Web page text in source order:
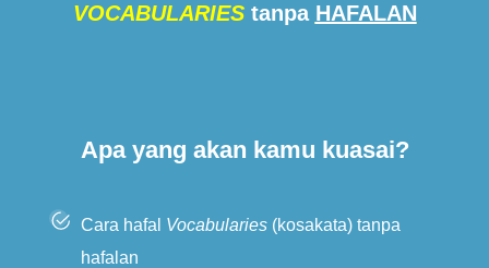
VOCABULARIES tanpa HAFALAN
Apa yang akan kamu kuasai?
Cara hafal Vocabularies(kosakata) tanpa
hafalan